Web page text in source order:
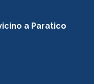
a Paratico